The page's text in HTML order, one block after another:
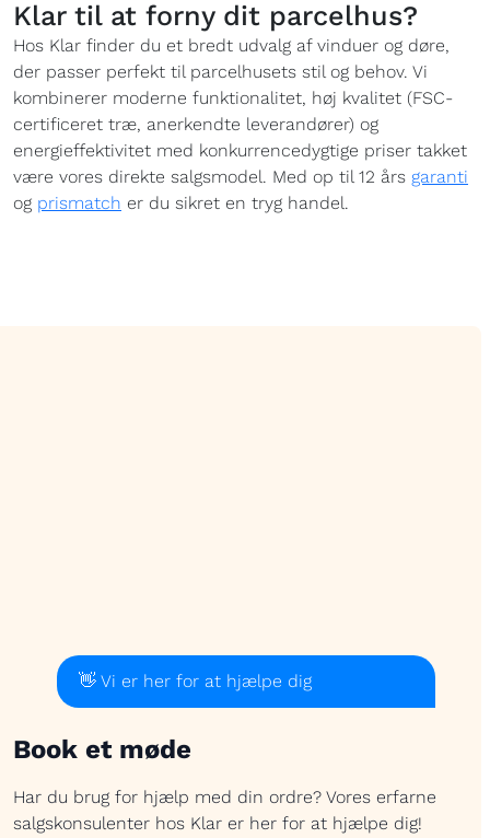
Klar til at forny dit parcelhus?
Hos Klar finder du et bredt udvalg af vinduer og døre,
der passer perfekt til parcelhusets stil og behov. Vi
kombinerer moderne funktionalitet, høj kvalitet (FSC-
certificeret træ, anerkendte leverandører) og
energieffektivitet med konkurrencedygtige priser takket
være vores direkte salgsmodel. Med op til 12 års garanti
og prismatch er du sikret en tryg handel.
👋 Vi er her for at hjælpe dig
Book et møde
Har du brug for hjælp med din ordre? Vores erfarne
salgskonsulenter hos Klar er her for at hjælpe dig!